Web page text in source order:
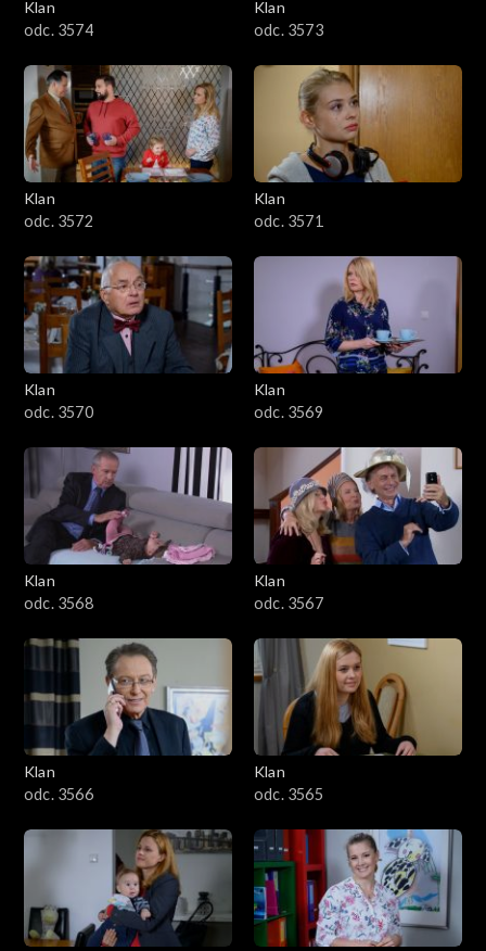
Klan
odc. 3574
Klan
odc. 3573
Klan
odc. 3572
Klan
odc. 3571
Klan
odc. 3570
Klan
odc. 3569
Klan
odc. 3568
Klan
odc. 3567
Klan
odc. 3566
Klan
odc. 3565